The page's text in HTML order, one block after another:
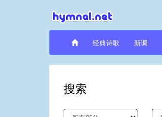
经典诗歌 新调
搜索